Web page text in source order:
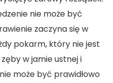
nie może być
zaczyna się w
pokarm, który nie jest
w jamie ustnej i
może być prawidłowo